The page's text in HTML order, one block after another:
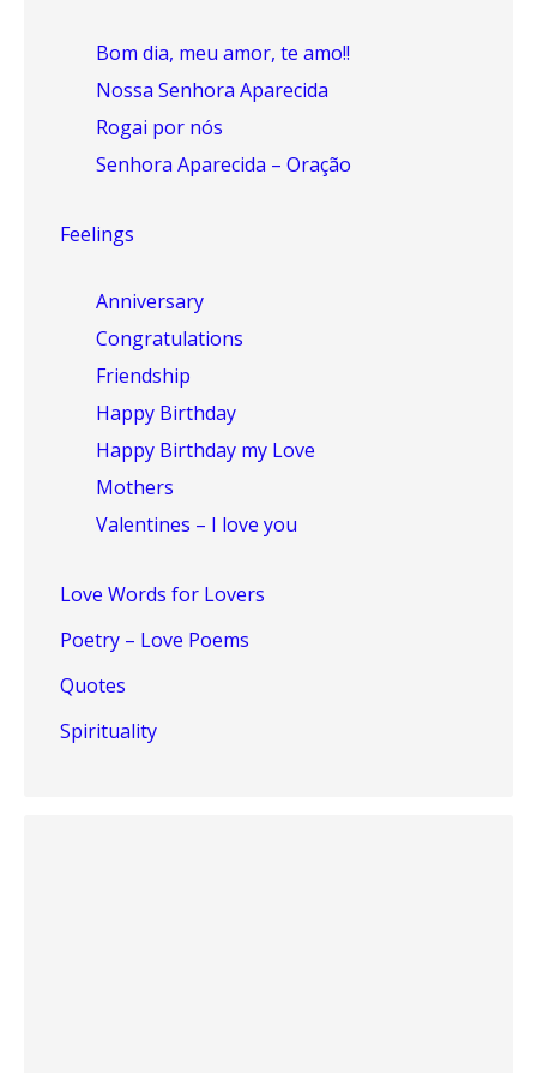
Bom dia, meu amor, te amo!!
Nossa Senhora Aparecida
Rogai por nós
Senhora Aparecida – Oração
Feelings
Anniversary
Congratulations
Friendship
Happy Birthday
Happy Birthday my Love
Mothers
Valentines – I love you
Love Words for Lovers
Poetry – Love Poems
Quotes
Spirituality